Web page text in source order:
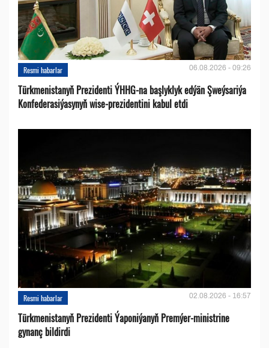
Resmi habarlar 06.08.2026 - 09:26
Türkmenistanyň Prezidenti ÝHHG-na başlyklyk edýän Şweýsariýa
Konfederasiýasynyň wise-prezidentini kabul etdi
Resmi habarlar 02.08.2026 - 16:57
Türkmenistanyň Prezidenti Ýaponiýanyň Premýer-ministrine
gynanç bildirdi